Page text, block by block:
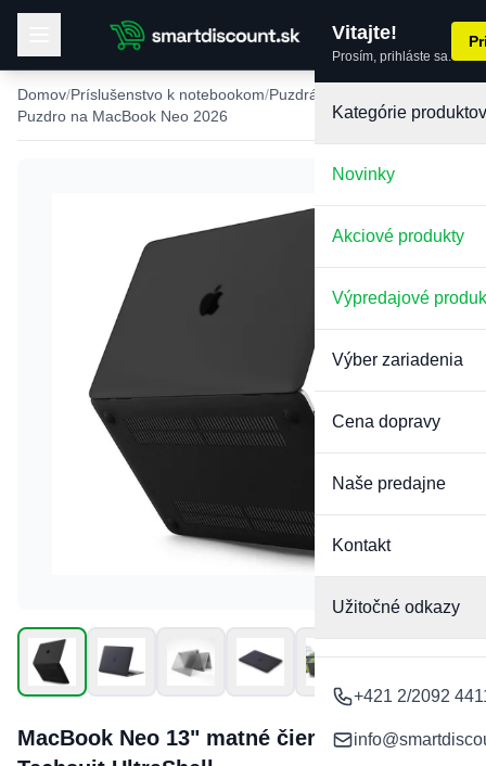
Vitajte!
Prosím, prihláste sa.
Kategórie produktov
Novinky
Akciové produkty
Výpredajové
Výber zariadenia
Cena dopravy
Naše predajne
Kontakt
Užitočné odkazy
+421 2/2092
Domov Príslušenstvo k notebookom Puzdrá na MacBook
Puzdro na MacBook Neo 2026
MacBook Neo 13" matné čierne puzdro